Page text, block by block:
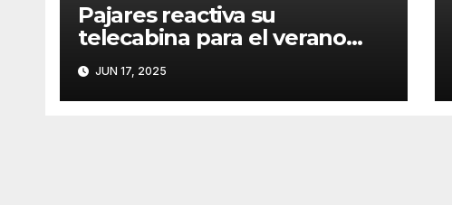
Pajares reactiva su
telecabina para el verano
con un amplio programa de
actividades
JUN 17, 2025